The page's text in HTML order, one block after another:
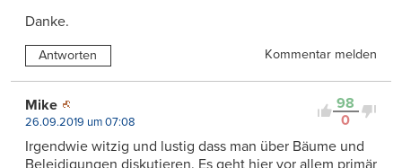
Danke.
Antworten Kommentar melden
98
0
Mike
26.09.2019 um 07:08
Irgendwie witzig und lustig dass man über Bäume und
Beleidigungen diskutieren. Es geht hier vor allem primär